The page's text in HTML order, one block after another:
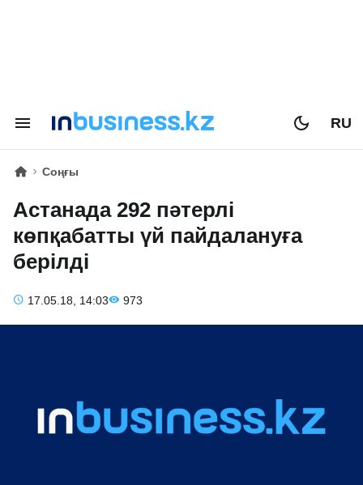
RU
Соңғы
Астанада 292 пәтерлі
көпқабатты үй пайдалануға
берілді
17.05.18, 14:03 973